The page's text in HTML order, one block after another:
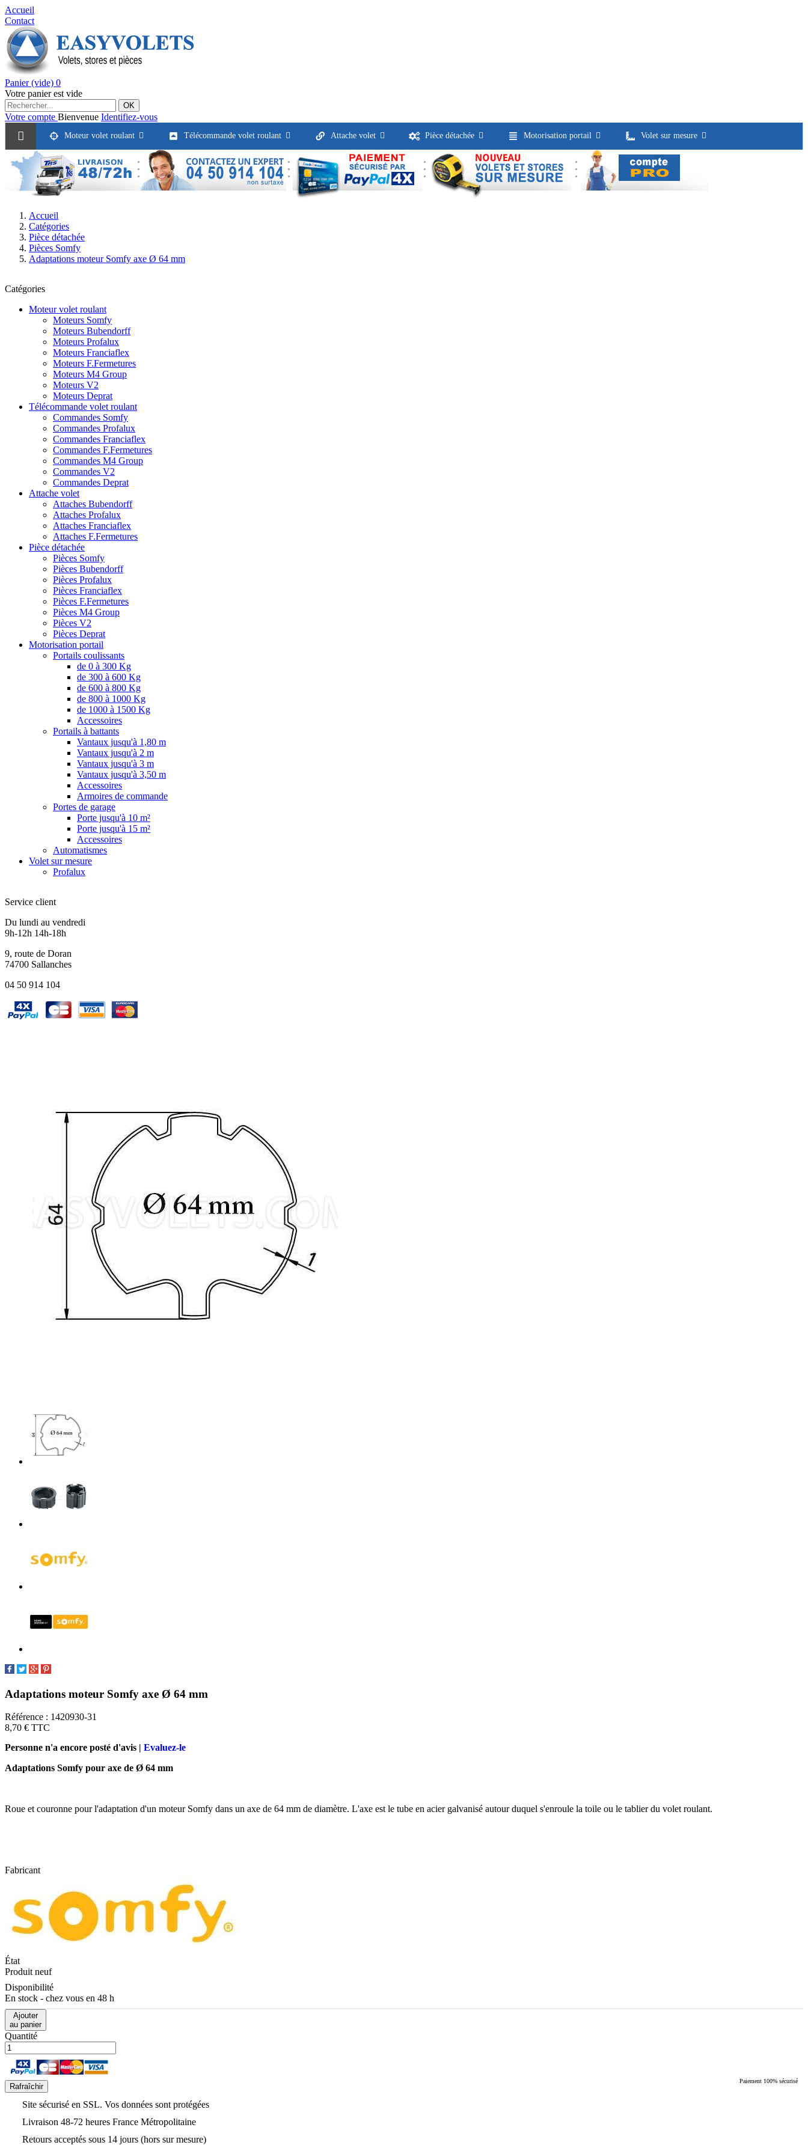
Accueil
Contact
Panier (vide) 0
Votre panier est vide
OK
Votre compte Bienvenue Identifiez-vous
Moteur volet roulant Télécommande volet roulant Attache volet Pièce détachée Motorisation portail Volet sur mesure
Accueil
Catégories
Pièce détachée
Pièces Somfy
Adaptations moteur Somfy axe Ø 64 mm
Catégories
Moteur volet roulant
Moteurs Somfy
Moteurs Bubendorff
Moteurs Profalux
Moteurs Franciaflex
Moteurs F.Fermetures
Moteurs M4 Group
Moteurs V2
Moteurs Deprat
Télécommande volet roulant
Commandes Somfy
Commandes Profalux
Commandes Franciaflex
Commandes F.Fermetures
Commandes M4 Group
Commandes V2
Commandes Deprat
Attache volet
Attaches Bubendorff
Attaches Profalux
Attaches Franciaflex
Attaches F.Fermetures
Pièce détachée
Pièces Somfy
Pièces Bubendorff
Pièces Profalux
Pièces Franciaflex
Pièces F.Fermetures
Pièces M4 Group
Pièces V2
Pièces Deprat
Motorisation portail
Portails coulissants
de 0 à 300 Kg
de 300 à 600 Kg
de 600 à 800 Kg
de 800 à 1000 Kg
de 1000 à 1500 Kg
Accessoires
Portails à battants
Vantaux jusqu'à 1,80 m
Vantaux jusqu'à 2 m
Vantaux jusqu'à 3 m
Vantaux jusqu'à 3,50 m
Accessoires
Armoires de commande
Portes de garage
Porte jusqu'à 10 m²
Porte jusqu'à 15 m²
Accessoires
Automatismes
Volet sur mesure
Profalux
Service client
Du lundi au vendredi
9h-12h 14h-18h
9, route de Doran
74700 Sallanches
04 50 914 104
Adaptations moteur Somfy axe Ø 64 mm
Référence : 1420930-31
8,70 € TTC
Personne n'a encore posté d'avis | Evaluez-le
Adaptations Somfy pour axe de Ø 64 mm
Roue et couronne pour l'adaptation d'un moteur Somfy dans un axe de 64 mm de diamètre. L'axe est le tube en acier galvanisé autour duquel s'enroule la toile ou le tablier du volet roulant.
Fabricant
État
Produit neuf
Disponibilité
En stock - chez vous en 48 h
Ajouter
au panier
Quantité
Paiement 100% sécurisé
Site sécurisé en SSL. Vos données sont protégées
Livraison 48-72 heures France Métropolitaine
Retours acceptés sous 14 jours (hors sur mesure)